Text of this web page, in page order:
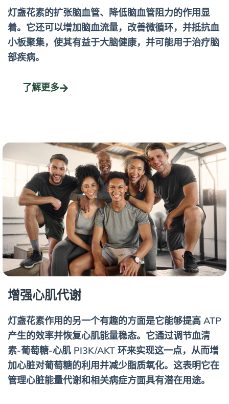
灯盏花素的扩张脑血管、降低脑血管阻力的作用显
着。它还可以增加脑血流量，改善微循环，并抵抗血
小板聚集，使其有益于大脑健康，并可能用于治疗脑
部疾病。
了解更多
增强心肌代谢
灯盏花素作用的另一个有趣的方面是它能够提高 ATP
产生的效率并恢复心肌能量稳态。它通过调节血清
素-葡萄糖-心肌 PI3K/AKT 环来实现这一点，从而增
加心脏对葡萄糖的利用并减少脂质氧化。这表明它在
管理心脏能量代谢和相关病症方面具有潜在用途。